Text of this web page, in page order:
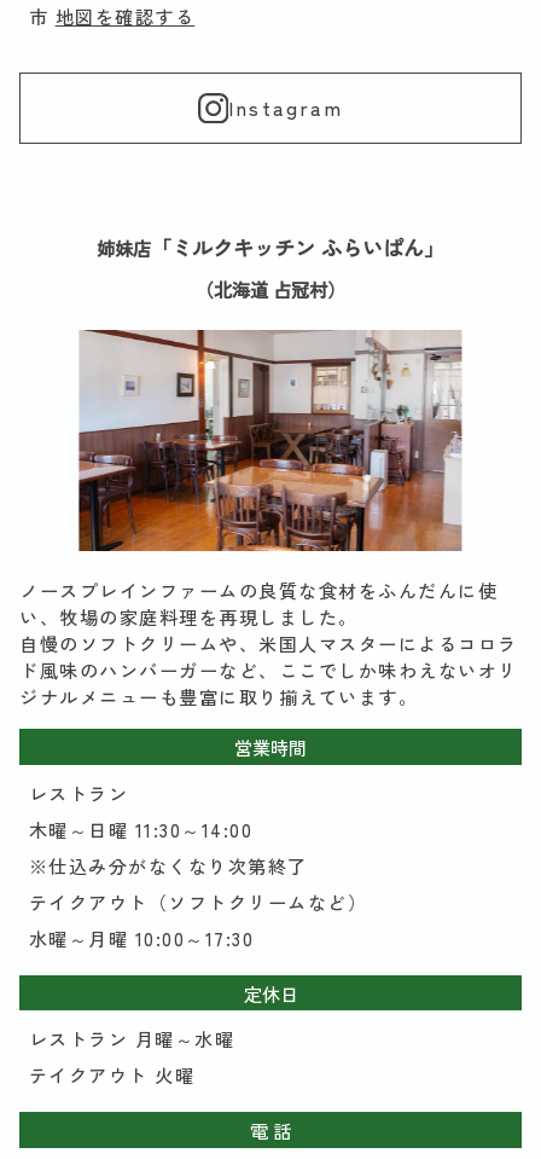
市 地図を確認する
Instagram
姉妹店 「ミルクキッチン ふらいぱん」
（北海道 占冠村）
ノースプレインファームの良質な食材をふんだんに使
い、牧場の家庭料理を再現しました。
自慢のソフトクリームや、米国人マスターによるコロラ
ド風味のハンバーガーなど、ここでしか味わえないオリ
ジナルメニューも豊富に取り揃えています。
営業時間
レストラン
木曜～日曜 11:30～14:00
※仕込み分がなくなり次第終了
テイクアウト（ソフトクリームなど）
水曜～月曜 10:00～17:30
定休日
レストラン 月曜～水曜
テイクアウト 火曜
電 話